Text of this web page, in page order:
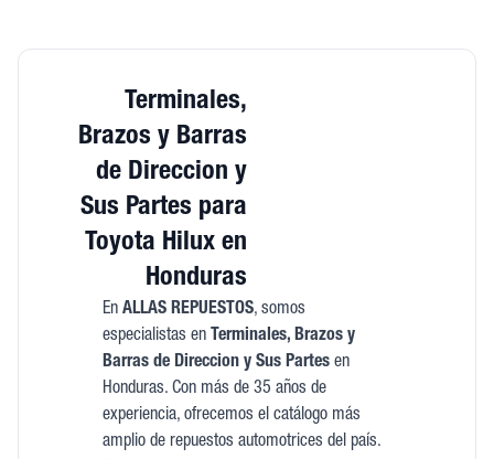
Terminales,
Brazos y Barras
de Direccion y
Sus Partes para
Toyota Hilux en
Honduras
En ALLAS REPUESTOS, somos
especialistas en Terminales, Brazos y
Barras de Direccion y Sus Partesen
Honduras. Con más de 35 años de
experiencia, ofrecemos el catálogo más
amplio de repuestos automotrices del país.